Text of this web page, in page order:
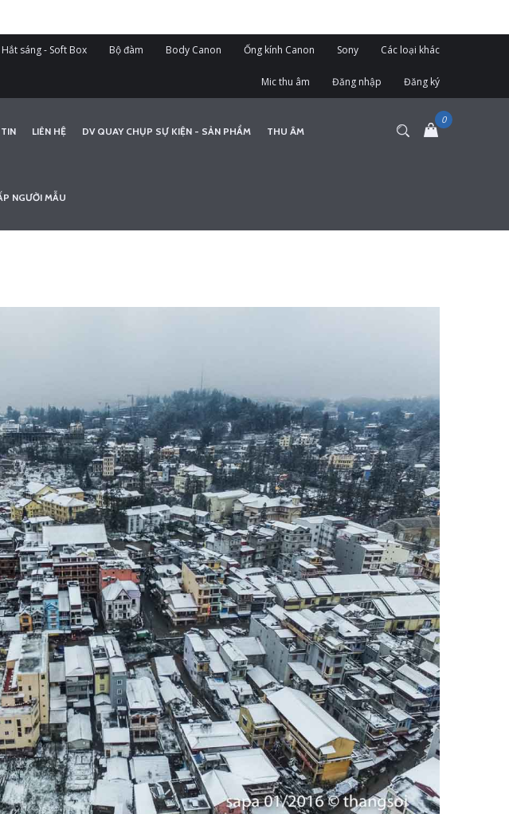
Hắt sáng - Soft Box Bộ đàm Body Canon Ống kính Canon Sony Các loại khác
Mic thu âm Đăng nhập Đăng ký
LIÊN HỆ DV QUAY CHỤP SỰ KIỆN - SẢN PHẨM THU ÂM
NGƯỜI MẪU